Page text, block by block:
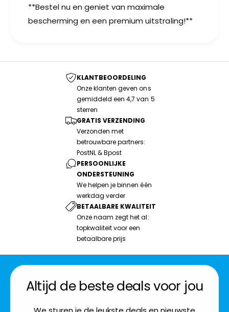
**Bestel nu en geniet van maximale
bescherming en een premium uitstraling!**
KLANTBEOORDELING
Onze klanten geven ons
gemiddeld een 4,7 van 5
sterren
GRATIS VERZENDING
Verzonden met
betrouwbare partners:
PostNL & Bpost
PERSOONLIJKE
ONDERSTEUNING
We helpen je binnen één
werkdag verder
BETAALBARE KWALITEIT
Onze naam zegt het al:
topkwaliteit voor een
betaalbare prijs
Altijd de beste deals voor jou